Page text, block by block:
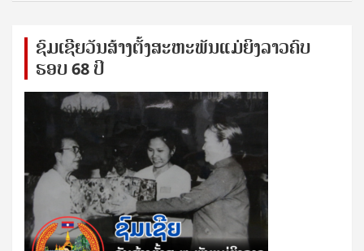
ຊົ​ມ​ເຊີຍ​ວັນ​ສ້າງ​ຕັ້ງ​ສະ​ຫະ​ພັນ​ແມ່​ຍິງ​​ລາວຄົບ​
ຮອບ 68 ປິ